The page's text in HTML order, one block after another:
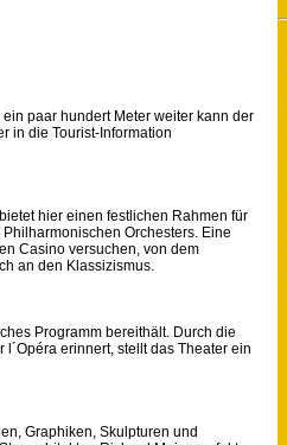
paar hundert Meter weiter kann der
in die Tourist-Information
hier einen festlichen Rahmen für
Orchesters. Eine
Casino versuchen, von dem
an den Klassizismus.
Programm bereithält. Durch die
erinnert, stellt das Theater ein
Graphiken, Skulpturen und